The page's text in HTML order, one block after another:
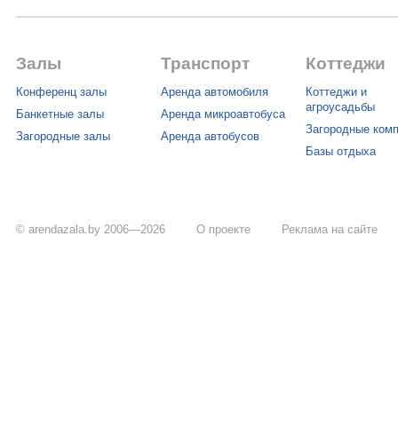
Залы
Конференц залы
Банкетные залы
Загородные залы
Транспорт
Аренда автомобиля
Аренда микроавтобуса
Аренда автобусов
Коттеджи
Коттеджи и
агроусадьбы
Загородные
Базы отдыха
© arendazala.by 2006—2026 О проекте Реклама на сайте